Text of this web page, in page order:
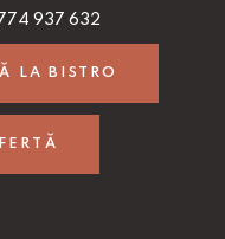
937 632
LA BISTRO